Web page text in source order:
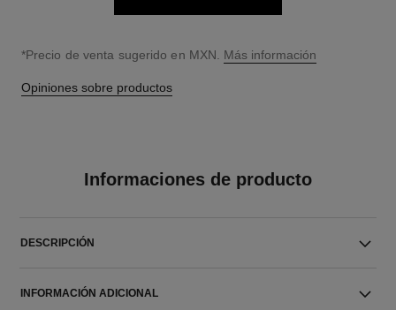
↩
*Precio de venta sugerido en MXN. Más información
Opiniones sobre productos
Informaciones de producto
DESCRIPCIÓN
INFORMACIÓN ADICIONAL